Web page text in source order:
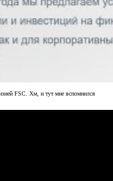
FSC. Хм, и тут мне вспомнился